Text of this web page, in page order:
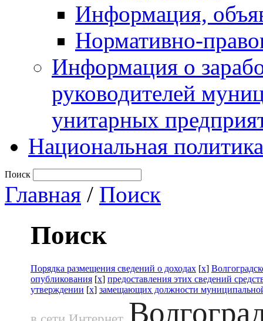
Информация,
Нормативно-
Информация о
руководителей
унитарных
Национальная политика
Поиск
Главная / Поиск
Поиск
Порядка размещения сведений о доходах [x]
опубликования [x] предоставления этих сведений
утверждении [x] замещающих должности